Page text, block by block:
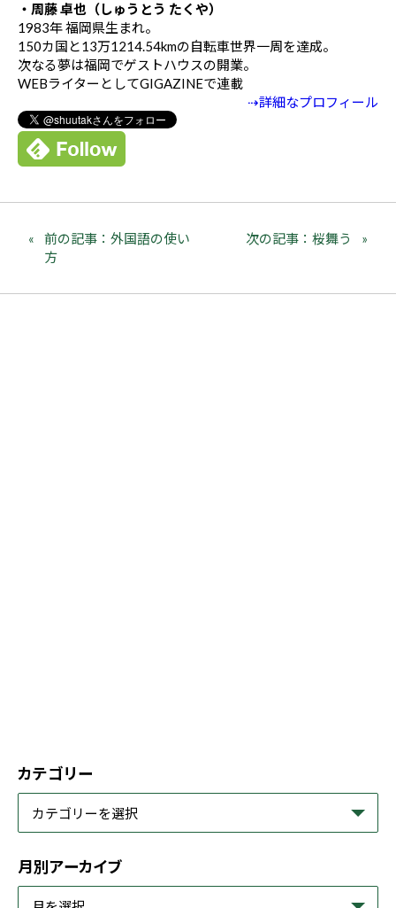
・周藤 卓也（しゅうとう たくや）
1983年 福岡県生まれ。
150カ国と13万1214.54kmの自転車世界一周を達成。
次なる夢は福岡でゲストハウスの開業。
WEBライターとしてGIGAZINEで連載
⇢詳細なプロフィール
前の記事：外国語の使い
方
次の記事：桜舞う
カテゴリー
月別アーカイブ